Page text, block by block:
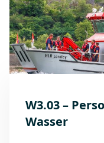
W3.03 –
Wasser